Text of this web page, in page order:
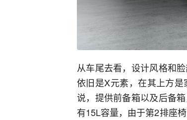
从车尾去看，设计风格和
依旧是X元素，在其上方
说，提供前备箱以及后备
有15L容量，由于第2排座